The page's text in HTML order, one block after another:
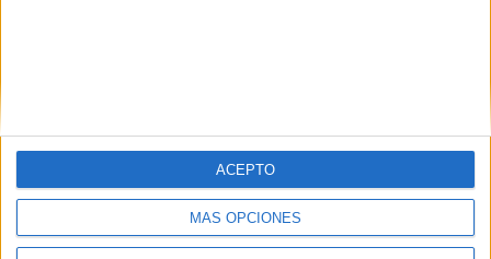
MÁS OPCIONES
ACEPTO
Quiénes somos|Contactar|Anúnciate